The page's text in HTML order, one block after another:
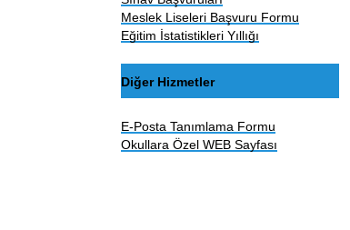
Meslek Liseleri Başvuru Formu
Eğitim İstatistikleri Yıllığı
Diğer Hizmetler
E-Posta Tanımlama Formu
Okullara Özel WEB Sayfası